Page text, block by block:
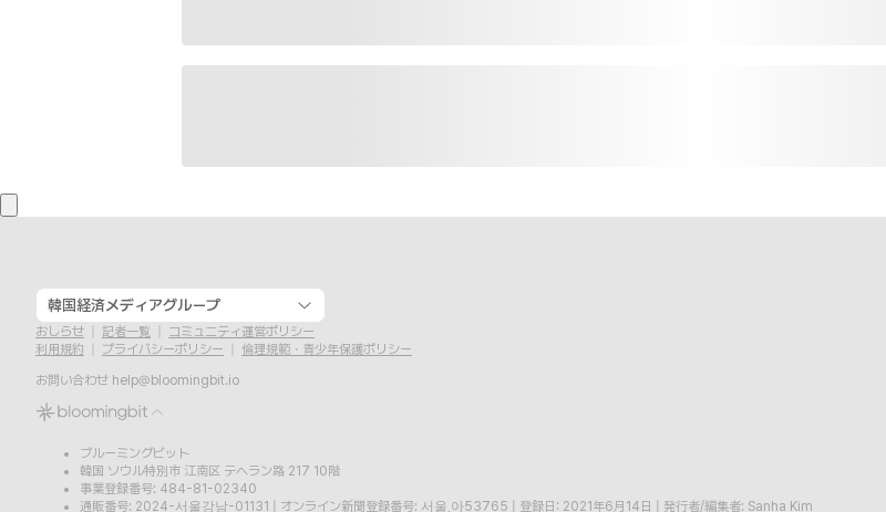
韓国経済メディアグループ
おしらせ 記者一覧
コミュニティ運営ポリシー
利用規約
プライバシーポリシー
倫理規範・青少年保護ポリシー
お問い合わせ help@bloomingbit.io
ブルーミングビット
韓国 ソウル特別市 江南区 テヘラン路 217 10階
事業登録番号: 484-81-02340
通販番号: 2024-서울강남-01131
オンライン新聞登録番号: 서울,아53765 登録日: 2021年6月14日 発行者/編集者: Sanha Kim